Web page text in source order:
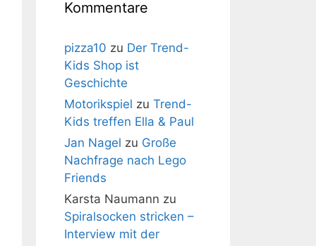
Kommentare
pizza10 zu Der Trend-
Kids Shop ist
Geschichte
Motorikspiel zu Trend-
Kids treffen Ella & Paul
Jan Nagel zu Große
Nachfrage nach Lego
Friends
Karsta Naumann zu
Spiralsocken stricken –
Interview mit der